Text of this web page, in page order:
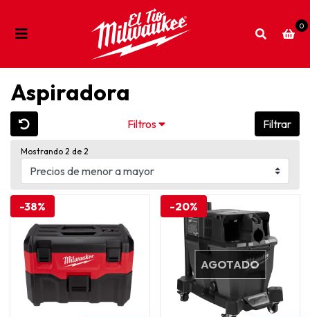
0
Aspiradora
Filtros Filtrar
Mostrando 2 de 2
-38% -20%
AGOTADO